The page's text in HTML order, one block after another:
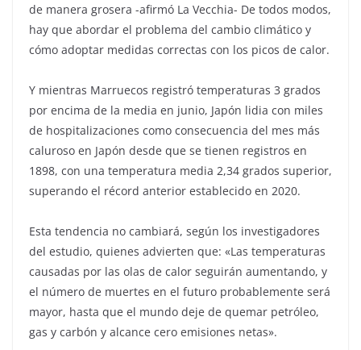
de manera grosera -afirmó La Vecchia- De todos modos,
hay que abordar el problema del cambio climático y
cómo adoptar medidas correctas con los picos de calor.
Y mientras Marruecos registró temperaturas 3 grados
por encima de la media en junio, Japón lidia con miles
de hospitalizaciones como consecuencia del mes más
caluroso en Japón desde que se tienen registros en
1898, con una temperatura media 2,34 grados superior,
superando el récord anterior establecido en 2020.
Esta tendencia no cambiará, según los investigadores
del estudio, quienes advierten que: «Las temperaturas
causadas por las olas de calor seguirán aumentando, y
el número de muertes en el futuro probablemente será
mayor, hasta que el mundo deje de quemar petróleo,
gas y carbón y alcance cero emisiones netas».